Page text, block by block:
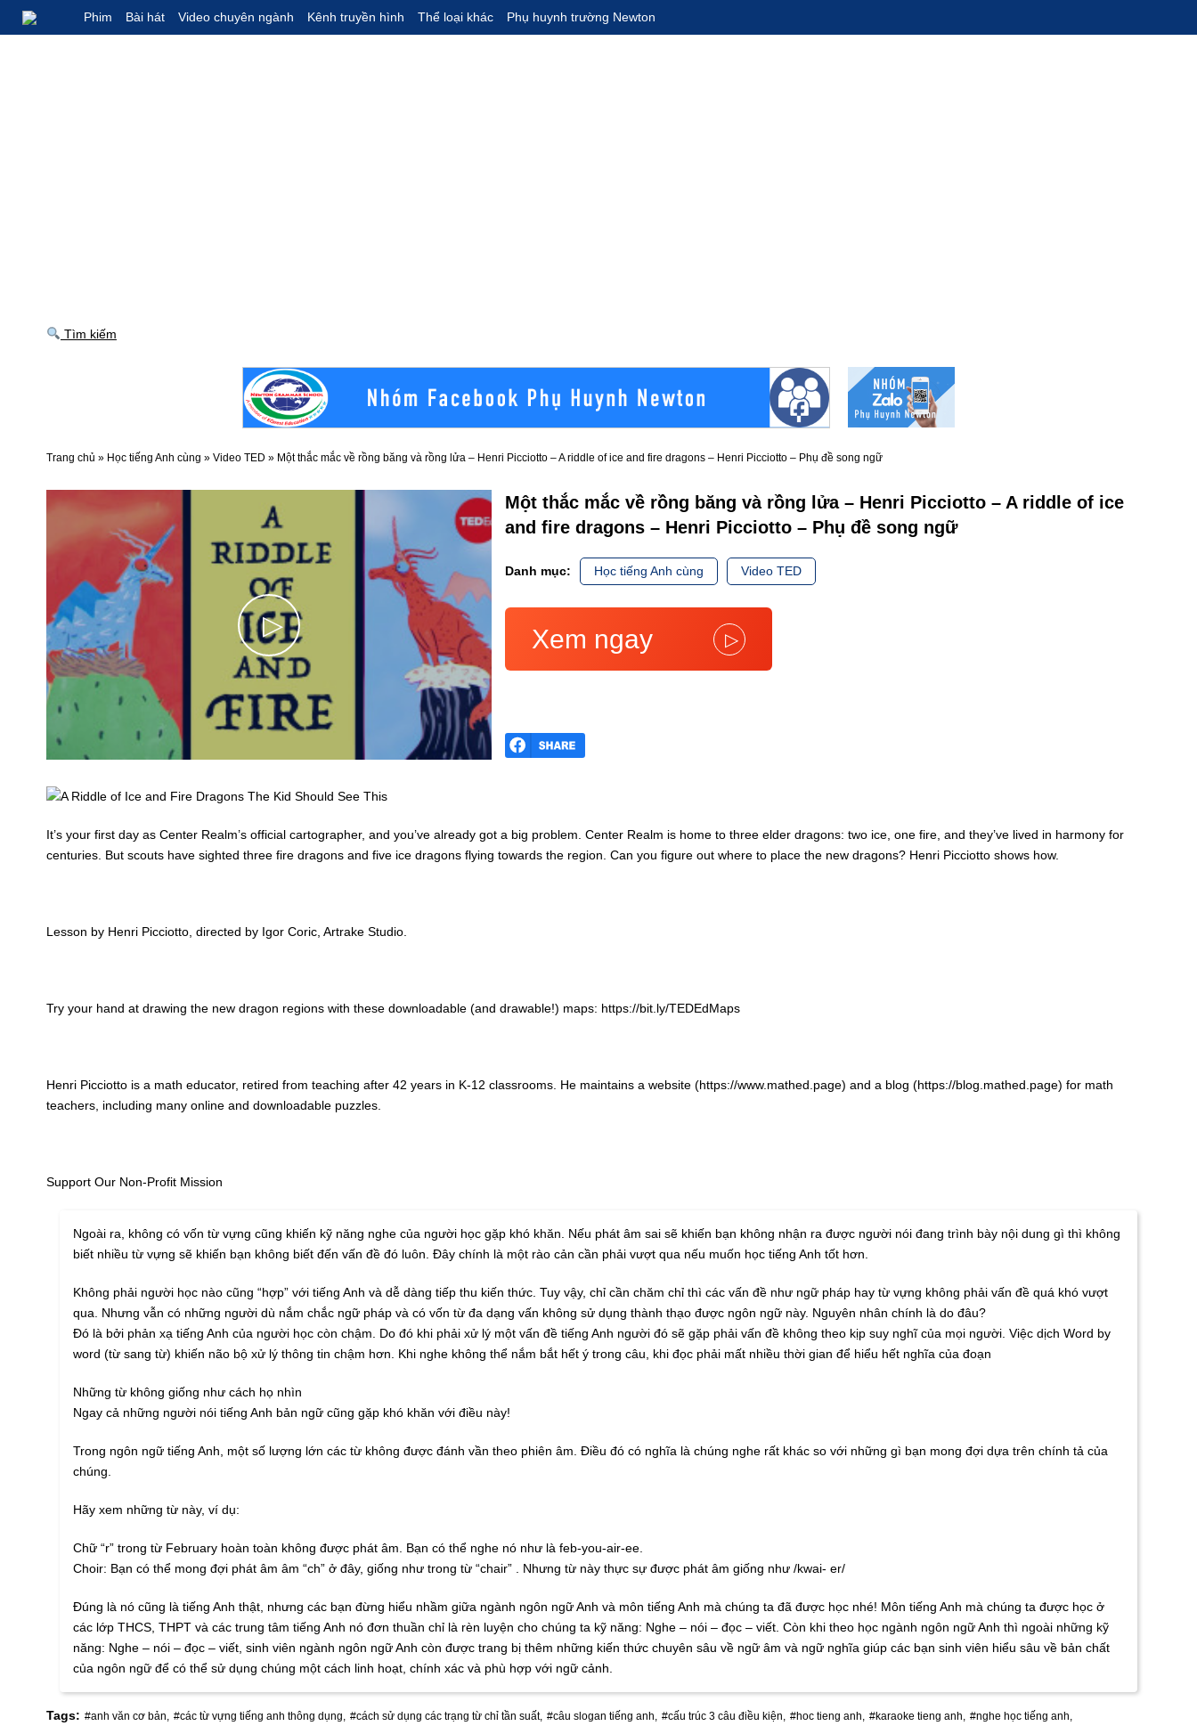
Phim Bài hát Video chuyên ngành Kênh truyền hình Thể loại khác Phụ huynh trường Newton
Tìm kiếm
Trang chủ » Học tiếng Anh cùng » Video TED » Một thắc mắc về rồng băng và rồng lửa – Henri Picciotto – A riddle of ice and fire dragons – Henri Picciotto – Phụ đề song ngữ
▷
Một thắc mắc về rồng băng và rồng lửa – Henri Picciotto – A riddle of ice
and fire dragons – Henri Picciotto – Phụ đề song ngữ
Danh mục: Học tiếng Anh cùng Video TED
Xem ngay ▷
It’s your first day as Center Realm’s official cartographer, and you’ve already got a big problem. Center Realm is home to three elder dragons: two ice, one fire, and they’ve lived in harmony for
centuries. But scouts have sighted three fire dragons and five ice dragons flying towards the region. Can you figure out where to place the new dragons? Henri Picciotto shows how.
Lesson by Henri Picciotto, directed by Igor Coric, Artrake Studio.
Try your hand at drawing the new dragon regions with these downloadable (and drawable!) maps: https://bit.ly/TEDEdMaps
Henri Picciotto is a math educator, retired from teaching after 42 years in K-12 classrooms. He maintains a website (https://www.mathed.page) and a blog (https://blog.mathed.page) for math
teachers, including many online and downloadable puzzles.
Support Our Non-Profit Mission
Ngoài ra, không có vốn từ vựng cũng khiến kỹ năng nghe của người học gặp khó khăn. Nếu phát âm sai sẽ khiến bạn không nhận ra được người nói đang trình bày nội dung gì thì không
biết nhiều từ vựng sẽ khiến bạn không biết đến vấn đề đó luôn. Đây chính là một rào cản cần phải vượt qua nếu muốn học tiếng Anh tốt hơn.
Không phải người học nào cũng “hợp” với tiếng Anh và dễ dàng tiếp thu kiến thức. Tuy vậy, chỉ cần chăm chỉ thì các vấn đề như ngữ pháp hay từ vựng không phải vấn đề quá khó vượt
qua. Nhưng vẫn có những người dù nắm chắc ngữ pháp và có vốn từ đa dạng vấn không sử dụng thành thạo được ngôn ngữ này. Nguyên nhân chính là do đâu?
Đó là bởi phản xạ tiếng Anh của người học còn chậm. Do đó khi phải xử lý một vấn đề tiếng Anh người đó sẽ gặp phải vấn đề không theo kịp suy nghĩ của mọi người. Việc dịch Word by
word (từ sang từ) khiến não bộ xử lý thông tin chậm hơn. Khi nghe không thể nắm bắt hết ý trong câu, khi đọc phải mất nhiều thời gian để hiểu hết nghĩa của đoạn
Những từ không giống như cách họ nhìn
Ngay cả những người nói tiếng Anh bản ngữ cũng gặp khó khăn với điều này!
Trong ngôn ngữ tiếng Anh, một số lượng lớn các từ không được đánh vần theo phiên âm. Điều đó có nghĩa là chúng nghe rất khác so với những gì bạn mong đợi dựa trên chính tả của
chúng.
Hãy xem những từ này, ví dụ:
Chữ “r” trong từ February hoàn toàn không được phát âm. Bạn có thể nghe nó như là feb-you-air-ee.
Choir: Bạn có thể mong đợi phát âm âm “ch” ở đây, giống như trong từ “chair” . Nhưng từ này thực sự được phát âm giống như /kwai- er/
Đúng là nó cũng là tiếng Anh thật, nhưng các bạn đừng hiểu nhầm giữa ngành ngôn ngữ Anh và môn tiếng Anh mà chúng ta đã được học nhé! Môn tiếng Anh mà chúng ta được học ở
các lớp THCS, THPT và các trung tâm tiếng Anh nó đơn thuần chỉ là rèn luyện cho chúng ta kỹ năng: Nghe – nói – đọc – viết. Còn khi theo học ngành ngôn ngữ Anh thì ngoài những kỹ
năng: Nghe – nói – đọc – viết, sinh viên ngành ngôn ngữ Anh còn được trang bị thêm những kiến thức chuyên sâu về ngữ âm và ngữ nghĩa giúp các bạn sinh viên hiểu sâu về bản chất
của ngôn ngữ để có thể sử dụng chúng một cách linh hoạt, chính xác và phù hợp với ngữ cảnh.
Tags: #anh văn cơ bản, #các từ vựng tiếng anh thông dụng, #cách sử dụng các trạng từ chỉ tần suất, #câu slogan tiếng anh, #cấu trúc 3 câu điều kiện, #hoc tieng anh, #karaoke tieng anh, #nghe học tiếng anh,